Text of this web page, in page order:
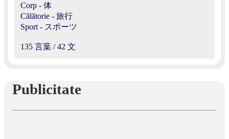
Corp - 体
Călătorie - 旅行
Sport - スポーツ
135 言葉 / 42 文
Publicitate